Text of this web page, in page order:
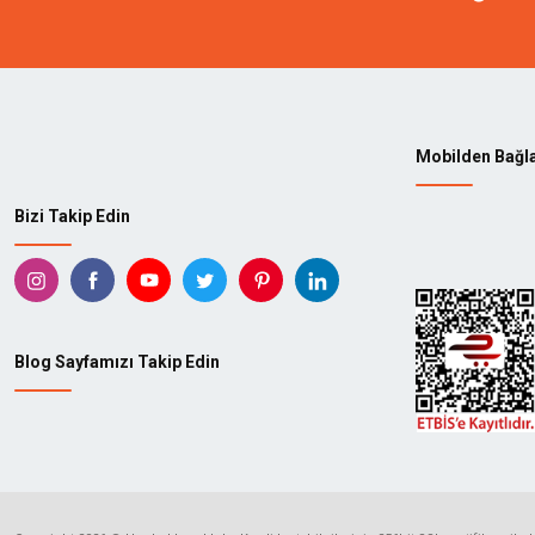
Bizi Takip Edin
Blog Sayfamızı Takip Edin
Mobilden